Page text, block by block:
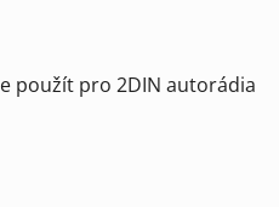
použít pro 2DIN autorádia